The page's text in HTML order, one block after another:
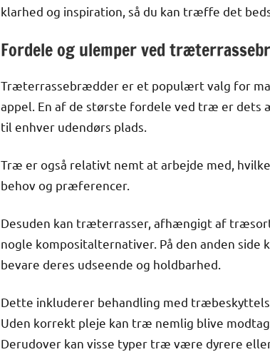
klarhed og inspiration, så du kan træffe det
Fordele og ulemper ved
Træterrassebrædder er et populært valg for
appel. En af de største fordele ved træ er
til enhver udendørs plads.
Træ er også relativt nemt at arbejde med,
behov og præferencer.
Desuden kan træterrasser, afhængigt af
nogle kompositalternativer. På den anden
bevare deres udseende og holdbarhed.
Dette inkluderer behandling med
Uden korrekt pleje kan træ nemlig blive
Derudover kan visse typer træ være dyrere